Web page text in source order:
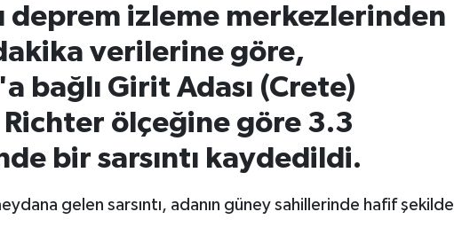
deprem izleme merkezlerinden
verilerine göre,
bağlı Girit Adası (Crete)
Richter ölçeğine göre 3.3
bir sarsıntı kaydedildi.
gelen sarsıntı, adanın güney sahillerinde hafif şekilde